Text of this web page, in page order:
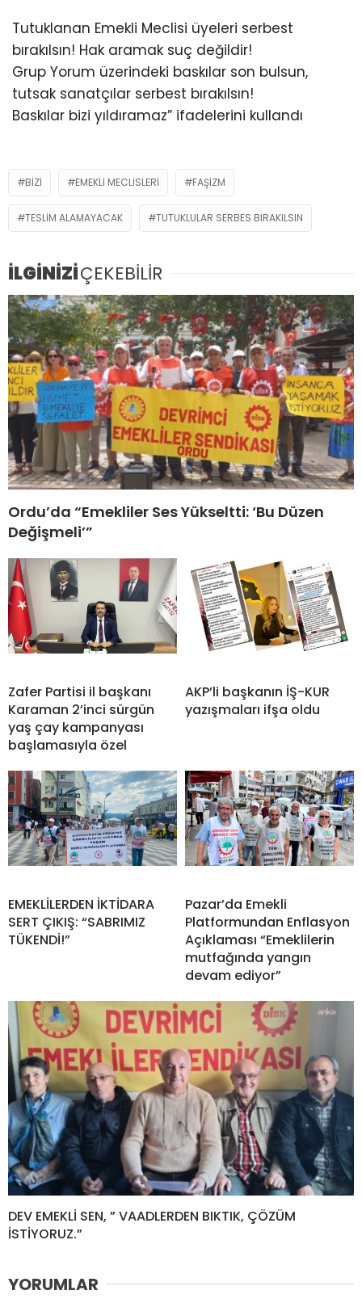
Tutuklanan Emekli Meclisi üyeleri serbest
bırakılsın! Hak aramak suç değildir!
Grup Yorum üzerindeki baskılar son bulsun,
tutsak sanatçılar serbest bırakılsın!
Baskılar bizi yıldıramaz” ifadelerini kullandı
BIZI EMEKLI MECLISLERI FAŞIZM
TESLIM ALAMAYACAK TUTUKLULAR SERBES BIRAKILSIN
İLGİNİZİÇEKEBİLİR
Ordu’da “Emekliler Ses Yükseltti: ‘Bu Düzen
Değişmeli’”
Zafer Partisi il başkanı
Karaman 2’inci sürgün
yaş çay kampanyası
başlamasıyla özel
AKP’li başkanın İŞ-KUR
yazışmaları ifşa oldu
EMEKLİLERDEN İKTİDARA
SERT ÇIKIŞ: “SABRIMIZ
TÜKENDİ!”
Pazar’da Emekli
Platformundan Enflasyon
Açıklaması “Emeklilerin
mutfağında yangın
devam ediyor”
DEV EMEKLİ SEN, ” VAADLERDEN BIKTIK, ÇÖZÜM
İSTİYORUZ.”
YORUMLAR